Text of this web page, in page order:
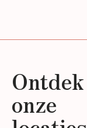
Ontdek
onze